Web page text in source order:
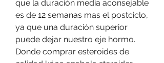
que la duración media aconsejable
es de 12 semanas mas el postciclo,
ya que una duración superior
puede dejar nuestro eje hormo.
Donde comprar esteroides de